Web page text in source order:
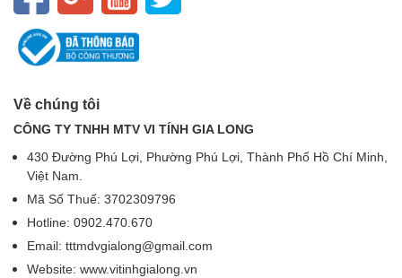
Về chúng tôi
CÔNG TY TNHH MTV VI TÍNH GIA LONG
430 Đường Phú Lợi, Phường Phú Lợi, Thành Phố Hồ Chí Minh,
Việt Nam.
Mã Số Thuế: 3702309796
Hotline: 0902.470.670
Email: tttmdvgialong@gmail.com
Website: www.vitinhgialong.vn